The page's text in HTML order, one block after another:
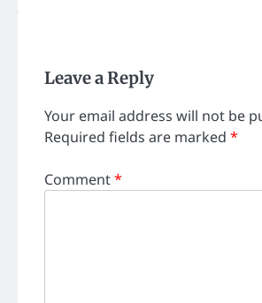
Leave a Reply
Your email address will not be
Required fields are marked *
Comment*